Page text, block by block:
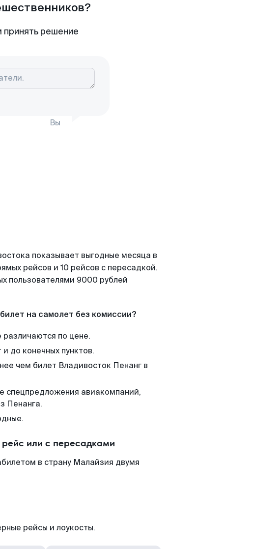
решение
Вы
показывает выгодные месяца в
рейсов и 10 рейсов с пересадкой.
пользователями 9000 рублей
на самолет без комиссии?
различаются по цене.
до конечных пунктов.
чем билет Владивосток Пенанг в
спецпредложения авиакомпаний,
Пенанга.
или с пересадками
в страну Малайзия двумя
рейсы и лоукосты.